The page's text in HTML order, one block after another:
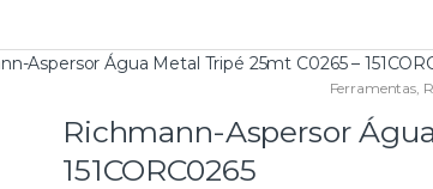
Aspersor Água Metal Tripé 25mt C0265 –
Ferramentas
Richmann-Aspersor
151CORC0265